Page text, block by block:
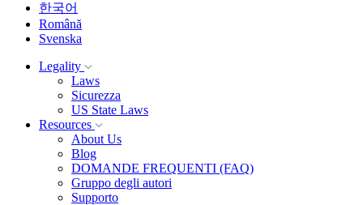
한국어
Română
Svenska
Legality
Laws
Sicurezza
US State Laws
Resources
About Us
Blog
DOMANDE FREQUENTI (FAQ)
Gruppo degli autori
Supporto